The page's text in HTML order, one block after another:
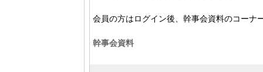
会員の方はログイン後、幹事会資料のコーナ
幹事会資料